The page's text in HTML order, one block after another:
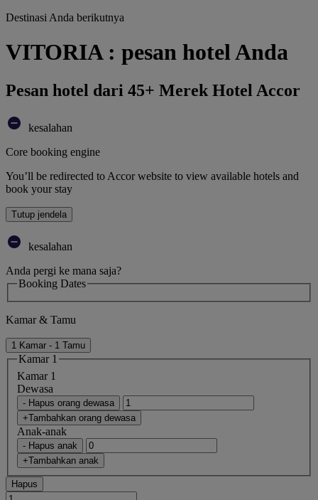
Destinasi Anda berikutnya
VITORIA : pesan hotel Anda
Pesan hotel dari 45+ Merek Hotel Accor
kesalahan
Core booking engine
You’ll be redirected to Accor website to view available hotels and
book your stay
Tutup jendela
kesalahan
Anda pergi ke mana saja?
Booking Dates
Kamar & Tamu
1 Kamar - 1 Tamu
Kamar 1
Kamar 1
Dewasa
- Hapus orang dewasa
+Tambahkan orang dewasa
Anak-anak
- Hapus anak
+Tambahkan anak
Hapus